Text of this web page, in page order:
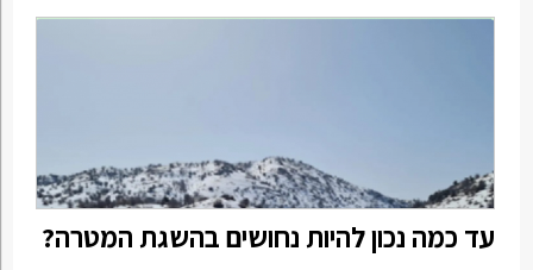
עד כמה נכון להיות נחושים בהשגת המטרה?